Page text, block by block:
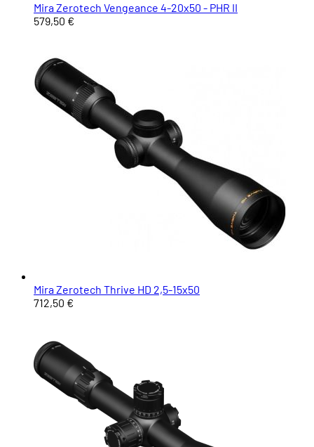
Mira Zerotech Vengeance 4-20x50 - PHR II
579,50 €
Mira Zerotech Thrive HD 2,5-15x50
712,50 €